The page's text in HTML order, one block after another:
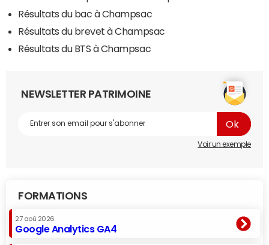
Résultats du bac à Champsac
Résultats du brevet à Champsac
Résultats du BTS à Champsac
NEWSLETTER PATRIMOINE
Voir un exemple
FORMATIONS
27 aoû 2026
Google Analytics GA4